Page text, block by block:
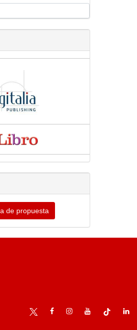
de propuesta